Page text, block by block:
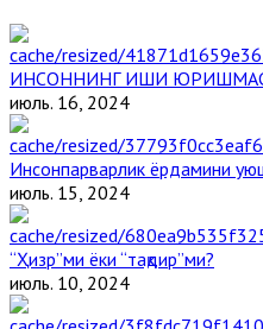
ИНСОННИНГ ИШИ
июль. 16, 2024
Инсонпарварлик ёрдамини
июль. 15, 2024
“Ҳизр”ми ёки “тақдир”ми?
июль. 10, 2024